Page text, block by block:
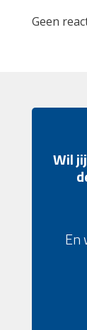
Geen
Wil
En